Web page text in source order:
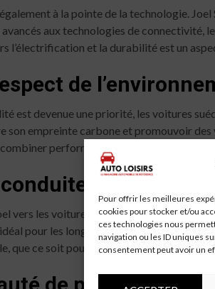
Pour offrir les meilleures
cookies pour stocker et/ou
ces technologies nous
navigation ou les ID uniques
consentement peut avoir un
à la pointe de la technologie.
aux technologies de connectivité,
l’électrification et la durabilité est un
de
est devenue une priorité, les voitures
empreinte carbone et promouvoir des
performance et respect de
vers les voitures suédoises est le confort
pour les longs trajets. Joel apprécie
que ce soit pour un trajet quotidien ou